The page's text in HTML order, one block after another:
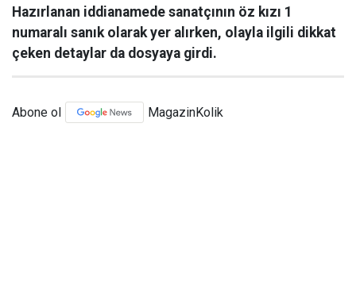
Hazırlanan iddianamede sanatçının öz kızı 1
numaralı sanık olarak yer alırken, olayla ilgili dikkat
çeken detaylar da dosyaya girdi.
Abone ol MagazinKolik